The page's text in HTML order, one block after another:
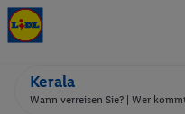
Kerala
Wann verreisen Sie? | Wer